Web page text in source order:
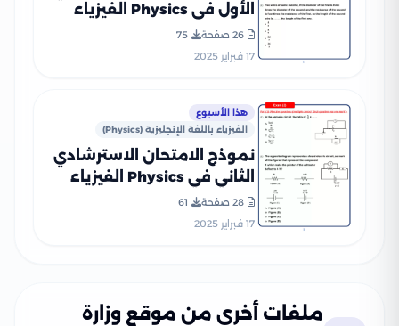
الأول في Physics الفيزياء
بالانجليزي للصف الثالث
26 صفحة
75
17 فبراير 2025
هذا الأسبوع
الفيزياء باللغة الإنجليزية (Physics)
نموذج الامتحان الاسترشادي
الثاني في Physics الفيزياء
بالانجليزي للصف الثالث
28 صفحة
61
17 فبراير 2025
ملفات أخرى من موقع وزارة